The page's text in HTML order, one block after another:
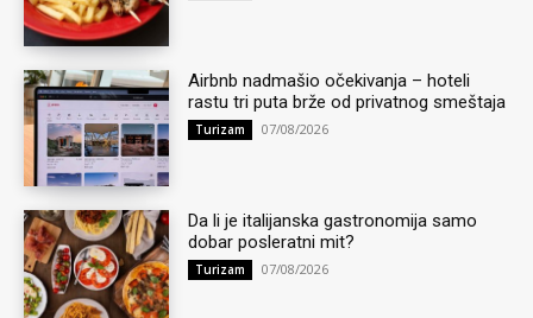
Airbnb nadmašio očekivanja – hoteli
rastu tri puta brže od privatnog smeštaja
Turizam 07/08/2026
Da li je italijanska gastronomija samo
dobar posleratni mit?
Turizam 07/08/2026